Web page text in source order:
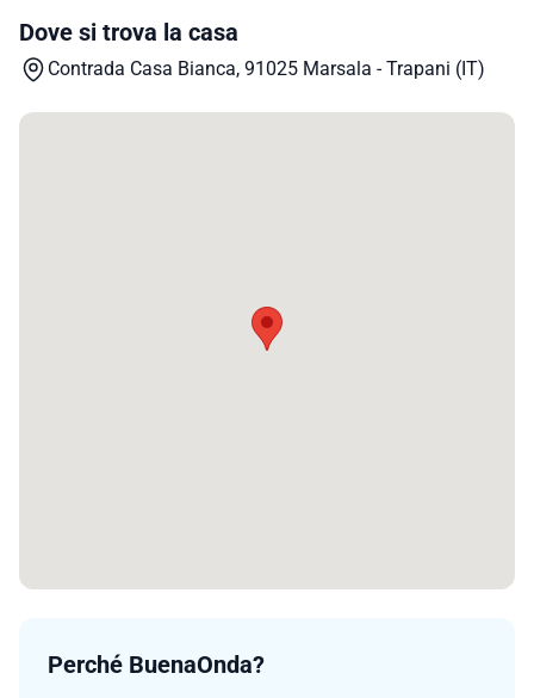
Dove si trova la casa
Contrada Casa Bianca, 91025 Marsala - Trapani (IT)
Perché BuenaOnda?